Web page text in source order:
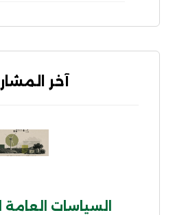
آخر
السياسات